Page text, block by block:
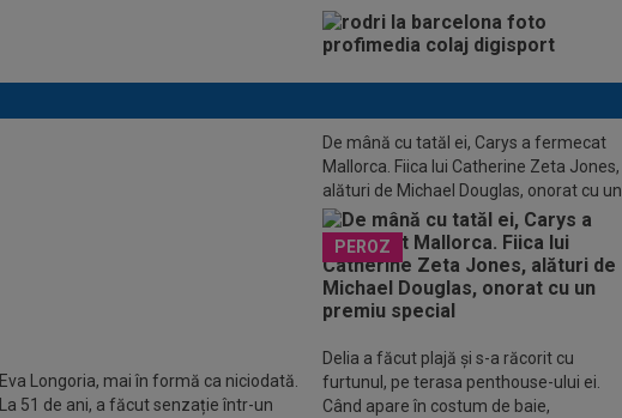
De mână cu tatăl ei, Carys a fermecat
Mallorca. Fiica lui Catherine Zeta Jones,
alături de Michael Douglas, onorat cu un
premiu special
PEROZ
Eva Longoria, mai în formă ca niciodată.
La 51 de ani, a făcut senzație într-un
Delia a făcut plajă și s-a răcorit cu
furtunul, pe terasa penthouse-ului ei.
Când apare în costum de baie,